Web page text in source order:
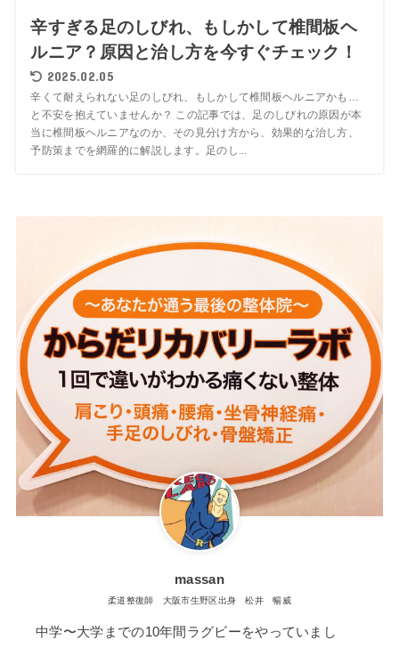
辛すぎる足のしびれ、もしかして椎間板ヘ
ルニア？原因と治し方を今すぐチェック！
2025.02.05
辛くて耐えられない足のしびれ、もしかして椎間板ヘルニアかも…
と不安を抱えていませんか？ この記事では、足のしびれの原因が本
当に椎間板ヘルニアなのか、その見分け方から、効果的な治し方、
予防策までを網羅的に解説します。足のし...
massan
柔道整復師 大阪市生野区出身 松井 暢威
中学〜大学までの10年間ラグビーをやっていまし